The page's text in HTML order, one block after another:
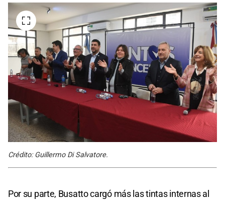
Crédito: Guillermo Di Salvatore.
Por su parte, Busatto cargó más las tintas internas al